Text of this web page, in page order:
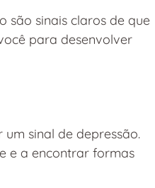
são sinais claros de que
para desenvolver
sinal de depressão.
e a encontrar formas